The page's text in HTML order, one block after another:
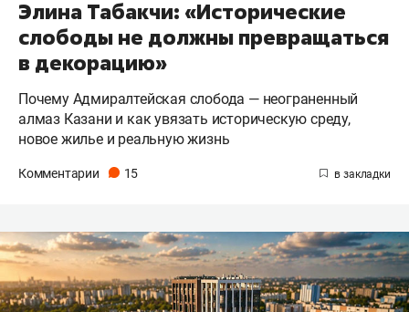
Элина Табакчи: «Исторические
слободы не должны превращаться
в декорацию»
Почему Адмиралтейская слобода — неограненный
алмаз Казани и как увязать историческую среду,
новое жилье и реальную жизнь
Комментарии 15